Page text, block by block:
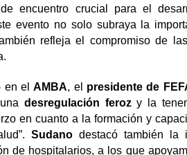
encuentro crucial para el
evento no solo subraya la
refleja el compromiso de
en elAMBA, el presidente de
desregulación ferozy la
en cuanto a la formación y
Sudano destacó también la
de hospitalarios, a los que